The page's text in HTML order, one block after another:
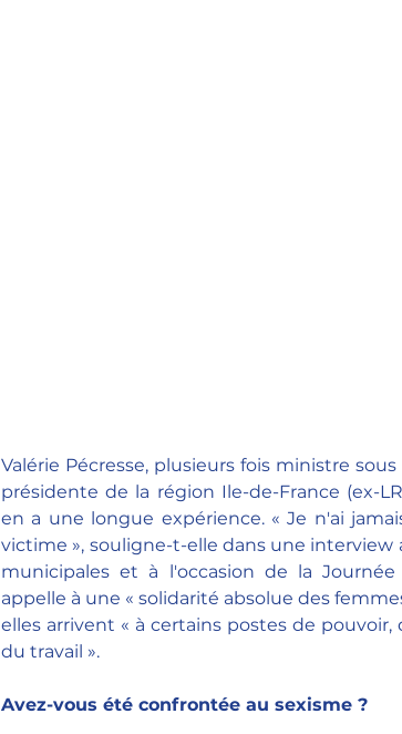
Valérie Pécresse, plusieurs fois ministre
présidente de la région Ile-de-France (ex-
en a une longue expérience. « Je n'ai
victime », souligne-t-elle dans une
municipales et à l'occasion de la
appelle à une « solidarité absolue des
elles arrivent « à certains postes de
du travail ».
Avez-vous été confrontée au sexisme ?